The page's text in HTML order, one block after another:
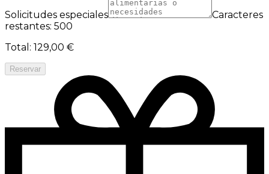
Solicitudes especiales
Caracteres
restantes: 500
Total : 129,00 €
Reservar